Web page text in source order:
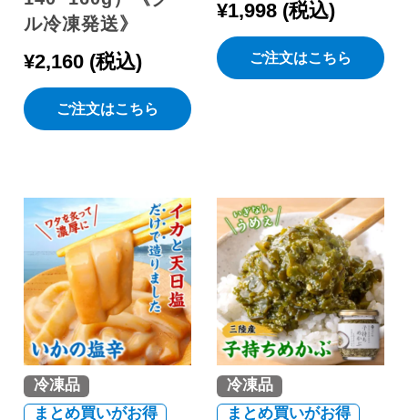
ル冷凍発送》
¥2,160 税込
ご注文はこちら
¥1,998 税込
ご注文はこちら
冷凍品
まとめ買いがお得
冷凍品
まとめ買いがお得